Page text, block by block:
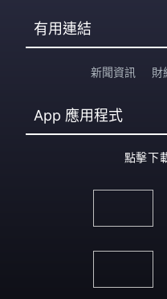
有用連結
新聞資訊 財
App 應用程式
點擊下